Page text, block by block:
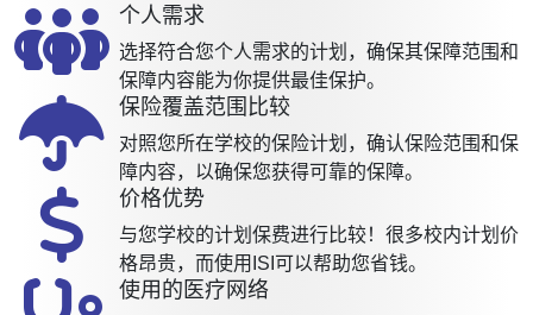
个人需求
选择符合您个人需求的计划，确保其保障范围和
保障内容能为你提供最佳保护。
保险覆盖范围比较
对照您所在学校的保险计划，确认保险范围和保
障内容，以确保您获得可靠的保障。
价格优势
与您学校的计划保费进行比较！很多校内计划价
格昂贵，而使用ISI可以帮助您省钱。
使用的医疗网络